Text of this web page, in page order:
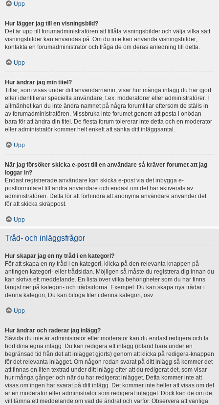
Upp
Hur lägger jag till en visningsbild?
Det är upp till forumadministratören att tillåta visningsbilder och välja vilka sätt
visningsbilder kan användas på. Om du inte kan använda visningsbilder,
kontakta en forumadministratör och fråga de om deras anledning till detta.
Upp
Hur ändrar jag min titel?
Titlar, som visas under ditt användarnamn, visar hur många inlägg du har gjort
eller identifierar speciella användare, t.ex. moderatorer eller administratörer. I
allmänhet kan du inte ändra namnet på några forumtitlar eftersom de ställs in
av forumadministratören. Missbruka inte forumet genom att posta i onödan
bara för att ändra din titel. De flesta forum tolererar inte detta och en moderator
eller administratör kommer helt enkelt att sänka ditt inläggsantal.
Upp
När jag försöker skicka e-post till en användare så kräver forumet att jag
loggar in?
Endast registrerade användare kan skicka e-post via det inbygga e-
postformuläret till andra användare och endast om det har aktiverats av
administratören. Detta för att förhindra att anonyma användare använder det
för att skicka skräppost.
Upp
Tråd- och inläggsfrågor
Hur skapar jag en ny tråd i en kategori?
För att skapa en ny tråd i en kategori, klicka på den relevanta knappen på
antingen kategori- eller trådsidan. Möjligen så måste du registrera dig innan du
kan skriva ett meddelande. En lista över vilka behörigheter som du har finns
längst ner på kategori- och trådsidorna. Exempel: Du kan skapa nya trådar i
denna kategori, Du kan bifoga filer i denna kategori, osv.
Upp
Hur ändrar och raderar jag inlägg?
Såvida du inte är administratör eller moderator kan du endast redigera och ta
bort dina egna inlägg. Du kan redigera ett inlägg (ibland bara under en
begränsad tid från det att inlägget gjorts) genom att klicka på redigera-knappen
för det relevanta inlägget. Om någon redan svarat på ditt inlägg så kommer det
att finnas en liten textrad under ditt inlägg efter att du redigerat det, som visar
hur många gånger och när du har redigerat inlägget. Detta kommer inte att
visas om ingen har svarat på ditt inlägg. Det kommer inte heller att visas om det
är en moderator eller administratör som redigerat inlägget. Dock kan de om de
vill lämna ett meddelande om vad de ändrat och varför. Observera att vanliga